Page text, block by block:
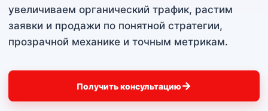
увеличиваем органический трафик, растим
заявки и продажи по понятной стратегии,
прозрачной механике и точным метрикам.
Получить консультацию